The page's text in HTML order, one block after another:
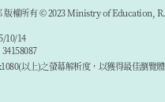
版權所有 © 2023 Ministry of Education,
10/14
以上)之螢幕解析度，以獲得最佳瀏覽